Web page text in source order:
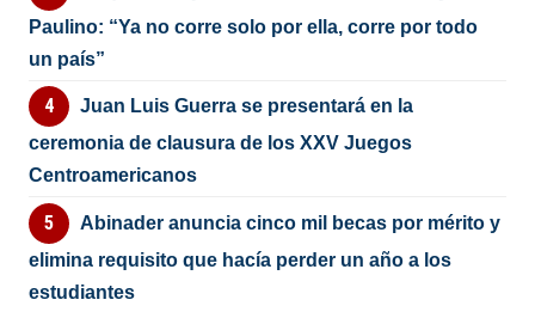
Paulino: “Ya no corre solo por ella, corre por todo
un país”
Juan Luis Guerra se presentará en la
ceremonia de clausura de los XXV Juegos
Centroamericanos
Abinader anuncia cinco mil becas por mérito y
elimina requisito que hacía perder un año a los
estudiantes